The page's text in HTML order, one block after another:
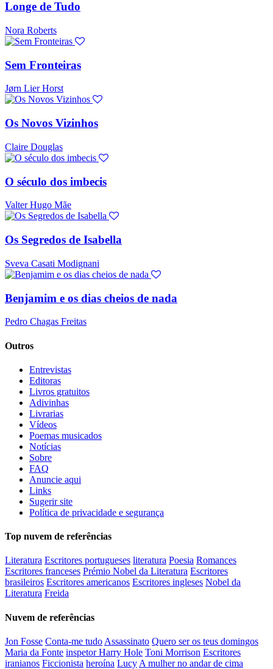
Longe de Tudo
Nora Roberts
Sem Fronteiras
Jørn Lier Horst
Os Novos Vizinhos
Claire Douglas
O século dos imbecis
Valter Hugo Mãe
Os Segredos de Isabella
Sveva Casati Modignani
Benjamim e os dias cheios de nada
Pedro Chagas Freitas
Outros
Entrevistas
Editoras
Livros gratuitos
Adivinhas
Livrarias
Vídeos
Poemas musicados
Notícias
Sobre
FAQ
Anuncie aqui
Links
Sugerir site
Política de privacidade e segurança
Top nuvem de referências
Literatura Escritores portugueses literatura Poesia Romances
Escritores franceses Prémio Nobel da Literatura Escritores
brasileiros Escritores americanos Escritores ingleses Nobel da
Literatura Freida
Nuvem de referências
Jon Fosse Conta-me tudo Assassinato Quero ser os teus domingos
Maria da Fonte inspetor Harry Hole Toni Morrison Escritores
iranianos Ficcionista heroína Lucy A mulher no andar de cima